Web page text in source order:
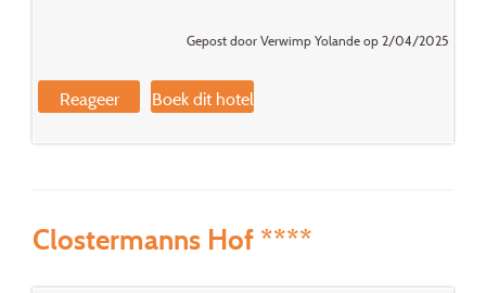
Gepost door Verwimp Yolande op 2/04/2025
Reageer Boek dit hotel
Clostermanns Hof ****